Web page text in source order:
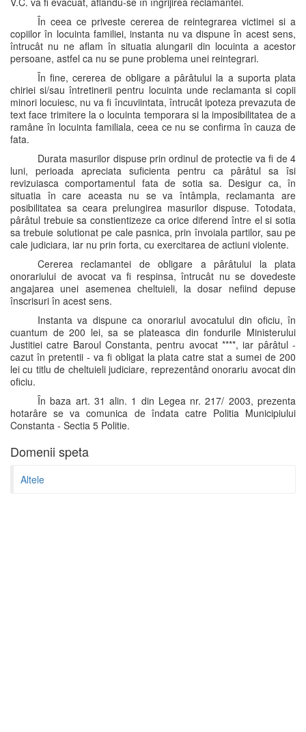
În ceea ce priveste cererea de reintegrarea victimei si a
copiilor în locuinta familiei, instanta nu va dispune în acest sens,
întrucât nu ne aflam în situatia alungarii din locuinta a acestor
persoane, astfel ca nu se pune problema unei reintegrari.
În fine, cererea de obligare a pârâtului la a suporta plata
chiriei si/sau întretinerii pentru locuinta unde reclamanta si copii
minori locuiesc, nu va fi încuviintata, întrucât ipoteza prevazuta de
text face trimitere la o locuinta temporara si la imposibilitatea de a
ramâne în locuinta familiala, ceea ce nu se confirma în cauza de
fata.
Durata masurilor dispuse prin ordinul de protectie va fi de 4
luni, perioada apreciata suficienta pentru ca pârâtul sa îsi
revizuiasca comportamentul fata de sotia sa. Desigur ca, în
situatia în care aceasta nu se va întâmpla, reclamanta are
posibilitatea sa ceara prelungirea masurilor dispuse. Totodata,
pârâtul trebuie sa constientizeze ca orice diferend între el si sotia
sa trebuie solutionat pe cale pasnica, prin învoiala partilor, sau pe
cale judiciara, iar nu prin forta, cu exercitarea de actiuni violente.
Cererea reclamantei de obligare a pârâtului la plata
onorariului de avocat va fi respinsa, întrucât nu se dovedeste
angajarea unei asemenea cheltuieli, la dosar nefiind depuse
înscrisuri în acest sens.
Instanta va dispune ca onorariul avocatului din oficiu, în
cuantum de 200 lei, sa se plateasca din fondurile Ministerului
Justitiei catre Baroul Constanta, pentru avocat ****, iar pârâtul -
cazut în pretentii - va fi obligat la plata catre stat a sumei de 200
lei cu titlu de cheltuieli judiciare, reprezentând onorariu avocat din
oficiu.
În baza art. 31 alin. 1 din Legea nr. 217/ 2003, prezenta
hotarâre se va comunica de îndata catre Politia Municipiului
Constanta - Sectia 5 Politie.
Domenii speta
Altele